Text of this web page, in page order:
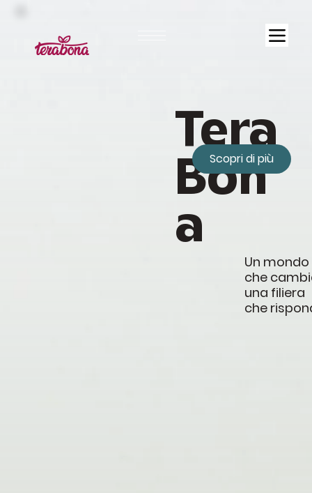
Tera
Bon
a
Un mondo
che
una filiera
che
Scopri di più